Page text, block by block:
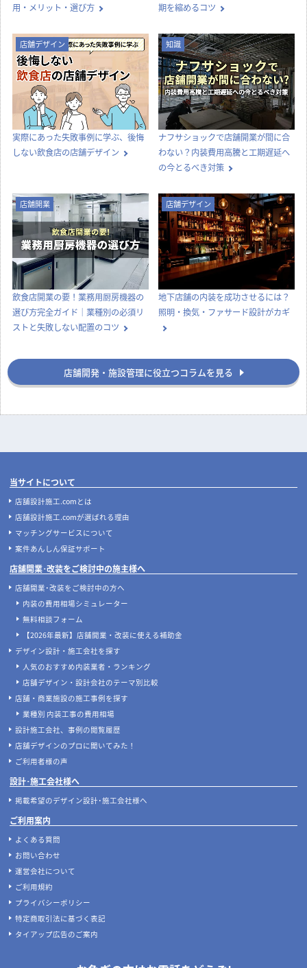
用・メリット・選び方
期を縮めるコツ
店舗デザイン
実際にあった失敗事例に学ぶ、後悔
しない飲食店の店舗デザイン
知識
ナフサショックで店舗開業が間に合
わない？内装費用高騰と工期遅延へ
の今とるべき対策
店舗開業
飲食店開業の要！業務用厨房機器の
選び方完全ガイド｜業種別の必須リ
ストと失敗しない配置のコツ
店舗デザイン
地下店舗の内装を成功させるには？
照明・換気・ファサード設計がカギ
店舗開発・施設管理に役立つコラムを見る
当サイトについて
店舗設計施工.comとは
店舗設計施工.comが選ばれる理由
マッチングサービスについて
案件あんしん保証サポート
店舗開業･改装をご検討中の施主様へ
店舗開業･改装をご検討中の方へ
内装の費用相場シミュレーター
無料相談フォーム
【2026年最新】店舗開業・改装に使える補助金
デザイン設計・施工会社を探す
人気のおすすめ内装業者・ランキング
店舗デザイン・設計会社のテーマ別比較
店舗・商業施設の施工事例を探す
業種別 内装工事の費用相場
設計施工会社、事例の閲覧履歴
店舗デザインのプロに聞いてみた！
ご利用者様の声
設計･施工会社様へ
掲載希望のデザイン設計･施工会社様へ
ご利用案内
よくある質問
お問い合わせ
運営会社について
ご利用規約
プライバシーポリシー
特定商取引法に基づく表記
タイアップ広告のご案内